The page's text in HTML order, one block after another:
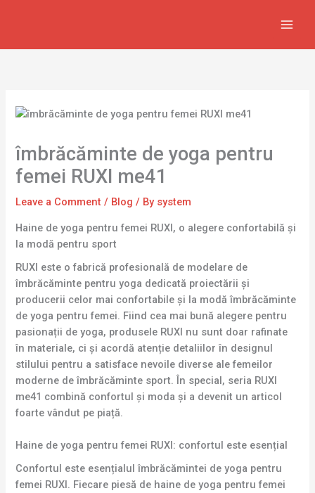
îmbrăcăminte de yoga pentru
femei RUXI me41
Leave a Comment / Blog / By system
Haine de yoga pentru femei RUXI, o alegere confortabilă și
la modă pentru sport
RUXI este o fabrică profesională de modelare de
îmbrăcăminte pentru yoga dedicată proiectării și
producerii celor mai confortabile și la modă îmbrăcăminte
de yoga pentru femei. Fiind cea mai bună alegere pentru
pasionații de yoga, produsele RUXI nu sunt doar rafinate
în materiale, ci și acordă atenție detaliilor în designul
stilului pentru a satisface nevoile diverse ale femeilor
moderne de îmbrăcăminte sport. În special, seria RUXI
me41 combină confortul și moda și a devenit un articol
foarte vândut pe piață.
Haine de yoga pentru femei RUXI: confortul este esențial
Confortul este esențialul îmbrăcămintei de yoga pentru
femei RUXI. Fiecare piesă de haine de yoga pentru femei